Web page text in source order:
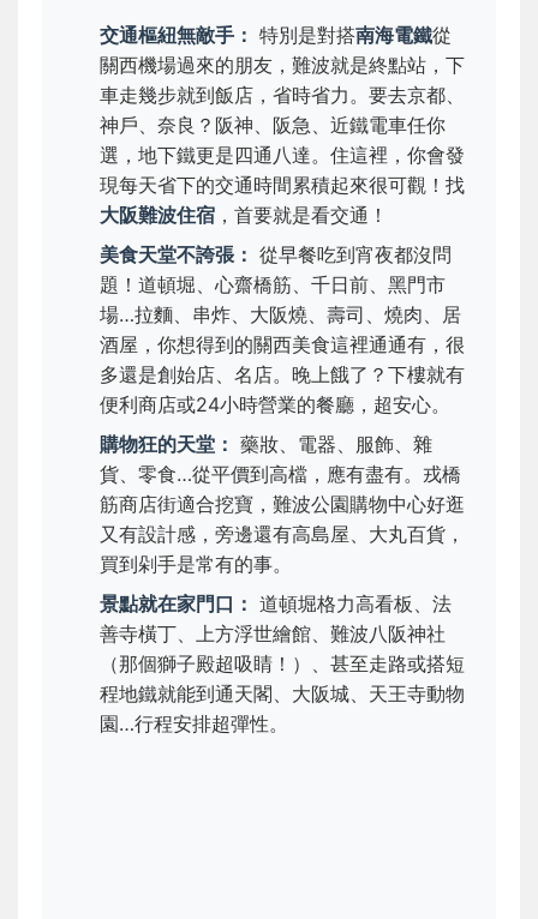
交通樞紐無敵手： 特別是對搭南海電鐵從
關西機場過來的朋友，難波就是終點站，下
車走幾步就到飯店，省時省力。要去京都、
神戶、奈良？阪神、阪急、近鐵電車任你
選，地下鐵更是四通八達。住這裡，你會發
現每天省下的交通時間累積起來很可觀！找
大阪難波住宿 ，首要就是看交通！
美食天堂不誇張： 從早餐吃到宵夜都沒問
題！道頓堀、心齋橋筋、千日前、黑門市
場…拉麵、串炸、大阪燒、壽司、燒肉、居
酒屋，你想得到的關西美食這裡通通有，很
多還是創始店、名店。晚上餓了？下樓就有
便利商店或24小時營業的餐廳，超安心。
購物狂的天堂： 藥妝、電器、服飾、雜
貨、零食…從平價到高檔，應有盡有。戎橋
筋商店街適合挖寶，難波公園購物中心好逛
又有設計感，旁邊還有高島屋、大丸百貨，
買到剁手是常有的事。
景點就在家門口： 道頓堀格力高看板、法
善寺橫丁、上方浮世繪館、難波八阪神社
（那個獅子殿超吸睛！）、甚至走路或搭短
程地鐵就能到通天閣、大阪城、天王寺動物
園…行程安排超彈性。